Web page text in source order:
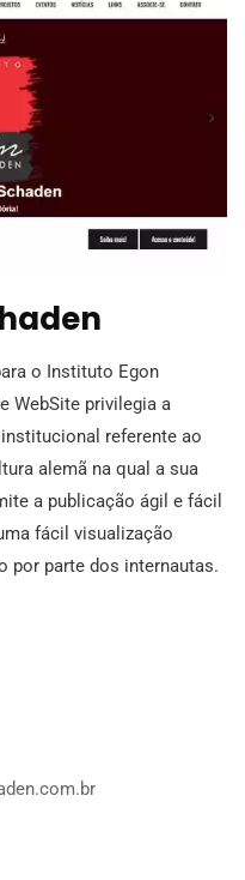
o Instituto Egon
WebSite privilegia a
referente ao
alemã na qual a sua
a publicação ágil e fácil
fácil visualização
por parte dos internautas.